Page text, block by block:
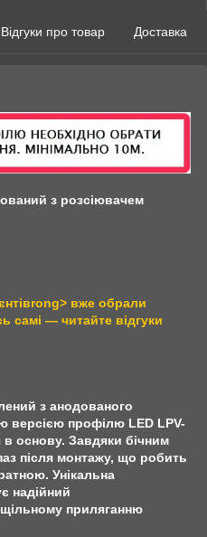
Відгуки про товар Доставка
з розсіювачем
вже обрали
самі — читайте відгуки
з анодованого
версією профілю LED LPV-
в основу. Завдяки бічним
після монтажу, що робить
Унікальна
надійний
приляганню